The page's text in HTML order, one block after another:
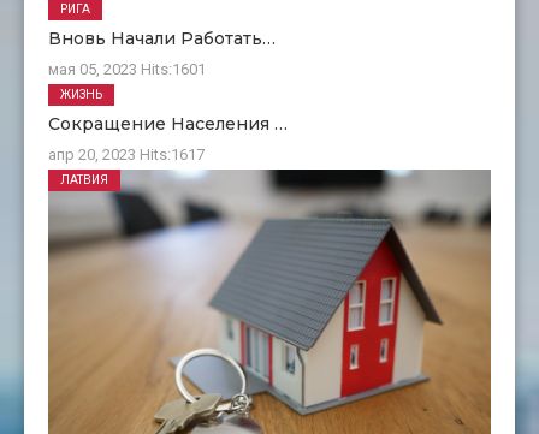
Вновь Начали Работать…
мая 05, 2023 Hits:1601
РИГА
Сокращение Населения …
апр 20, 2023 Hits:1617
ЖИЗНЬ
ЛАТВИЯ